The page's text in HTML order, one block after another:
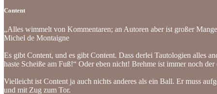
Content
„Alles wimmelt von Kommentaren; an Autoren aber ist großer
Michel de Montaigne
Es gibt Content, und es gibt Content. Dass derlei Tautologien alles
haste Scheiße am Fuß!“ Oder eben nicht! Brehme ist immer noch
Vielleicht ist Content ja auch nichts anderes als ein Ball. Er muss
und mit Zug zum Tor.